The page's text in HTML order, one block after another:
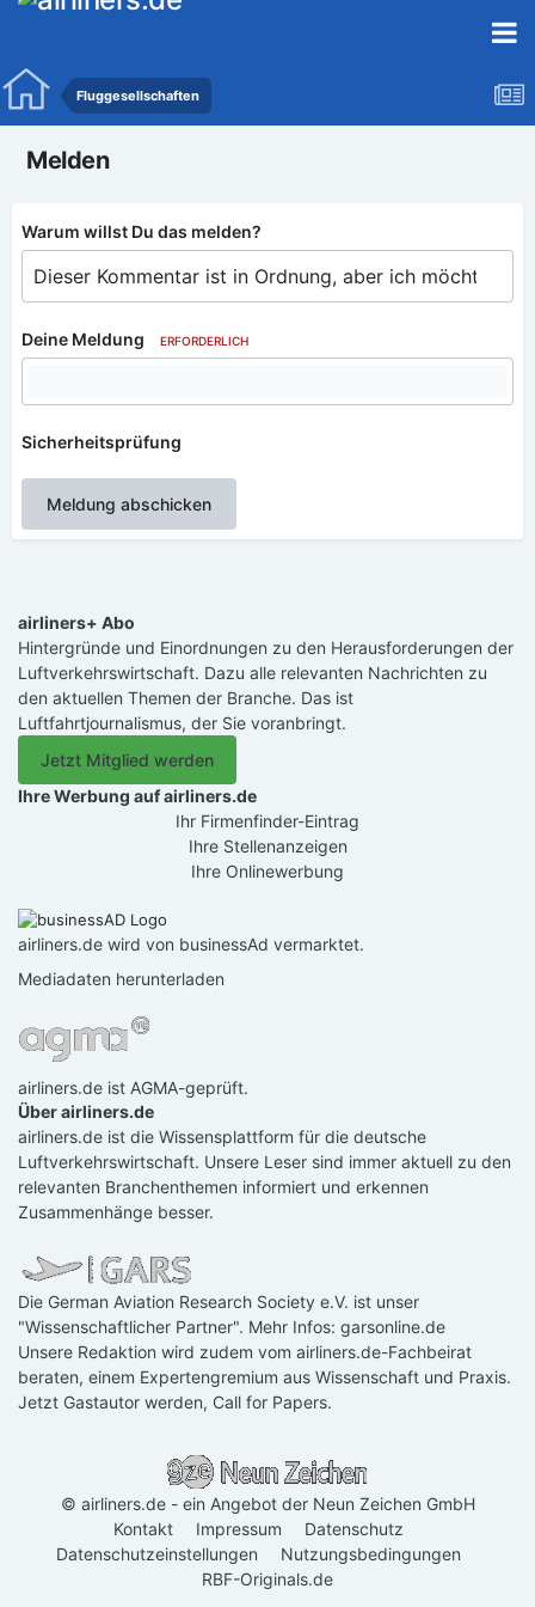
Fluggesellschaften
Melden
Warum willst Du das melden?
Deine Meldung ERFORDERLICH
Sicherheitsprüfung
Meldung abschicken
airliners+ Abo
Hintergründe und Einordnungen zu den Herausforderungen der
Luftverkehrswirtschaft. Dazu alle relevanten Nachrichten zu
den aktuellen Themen der Branche. Das ist
Luftfahrtjournalismus, der Sie voranbringt.
Jetzt Mitglied werden
Ihre Werbung auf airliners.de
Ihr Firmenfinder-Eintrag
Ihre Stellenanzeigen
Ihre Onlinewerbung
airliners.de wird von businessAd vermarktet.
Mediadaten herunterladen
airliners.de ist AGMA-geprüft.
Über airliners.de
airliners.de ist die Wissensplattform für die deutsche
Luftverkehrswirtschaft. Unsere Leser sind immer aktuell zu den
relevanten Branchenthemen informiert und erkennen
Zusammenhänge besser.
Die German Aviation Research Society e.V. ist unser
"Wissenschaftlicher Partner". Mehr Infos: garsonline.de
Unsere Redaktion wird zudem vom airliners.de-Fachbeirat
beraten, einem Expertengremium aus Wissenschaft und Praxis.
Jetzt Gastautor werden, Call for Papers.
© airliners.de - ein Angebot der Neun Zeichen GmbH
Kontakt
Impressum
Datenschutz
Datenschutzeinstellungen
Nutzungsbedingungen
RBF-Originals.de